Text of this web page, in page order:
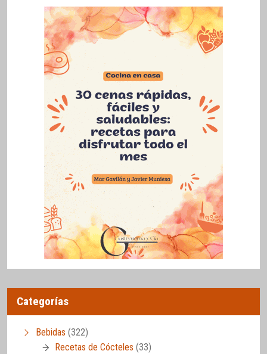
Categorías
Bebidas (322)
Recetas de Cócteles (33)